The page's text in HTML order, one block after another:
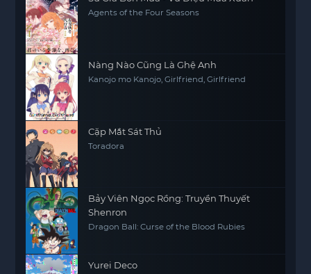
Agents of the Four Seasons
Nàng Nào Cũng Là Ghệ Anh
Kanojo mo Kanojo, Girlfriend, Girlfriend
Cặp Mắt Sát Thủ
Toradora
Bảy Viên Ngọc Rồng: Truyền Thuyết
Shenron
Dragon Ball: Curse of the Blood Rubies
Yurei Deco